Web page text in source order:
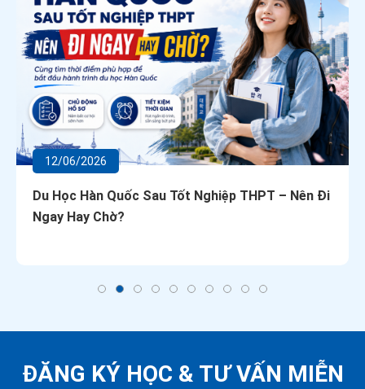
12/06/2026
Du Học Hàn Quốc Sau Tốt Nghiệp THPT – Nên Đi
Ngay Hay Chờ?
ĐĂNG KÝ HỌC & TƯ VẤN MIỄN